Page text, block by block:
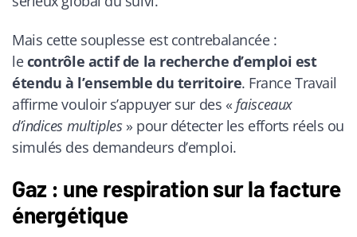
Mais cette souplesse est contrebalancée :
lecontrôle actif de la recherche d’emploi est
étendu à l’ensemble du territoire. France Travail
affirme vouloir s’appuyer sur des « faisceaux
d’indices multiples» pour détecter les efforts réels ou
simulés des demandeurs d’emploi.
Gaz : une respiration sur la facture
énergétique